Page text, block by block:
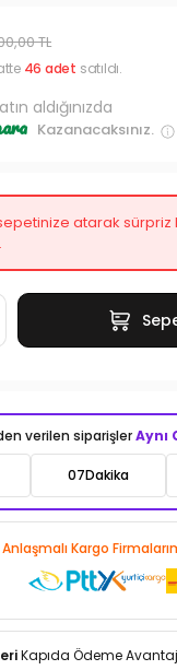
TL
46 adet satıldı.
aldığınızda
Kazanacaksınız.
atarak sürpriz
verilen siparişlerAynı
07Dakika
Anlaşmalı Kargo
Kapıda Ödeme